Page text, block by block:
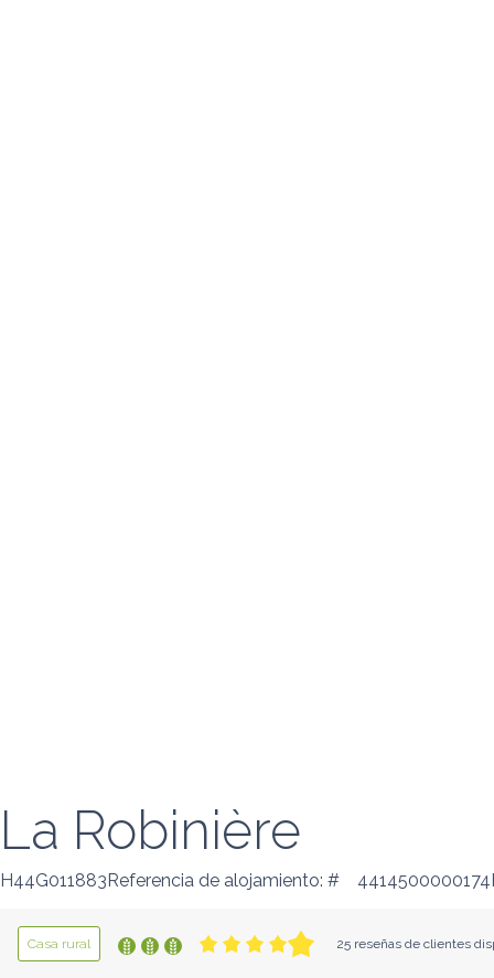
La Robinière
H44G011883Referencia de alojamiento: #
Casa rural 25 reseñas de clientes